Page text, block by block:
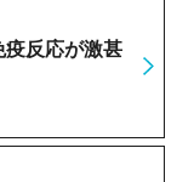
疫反応が激甚